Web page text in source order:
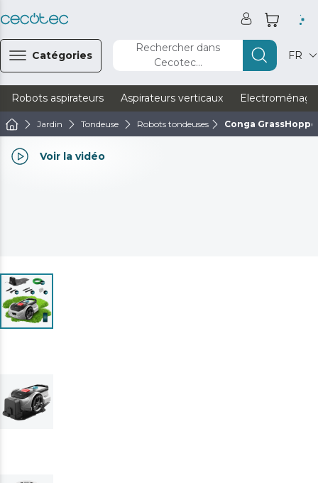
Catégories
Rechercher dans
Cecotec...
FR
Robots aspirateurs Aspirateurs verticaux
Jardin Tondeuse Robots tondeuses Conga
Voir la vidéo